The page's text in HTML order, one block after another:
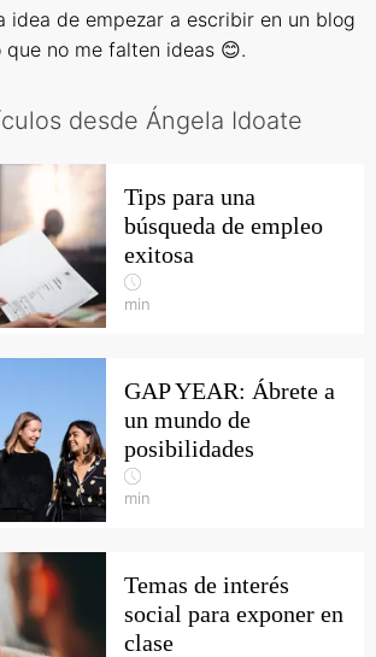
idea de empezar a escribir en un blog
que no me falten ideas 😊.
desde Ángela Idoate
Tips para una
búsqueda de empleo
exitosa
min
GAP YEAR: Ábrete a
un mundo de
posibilidades
min
Temas de interés
social para exponer en
clase